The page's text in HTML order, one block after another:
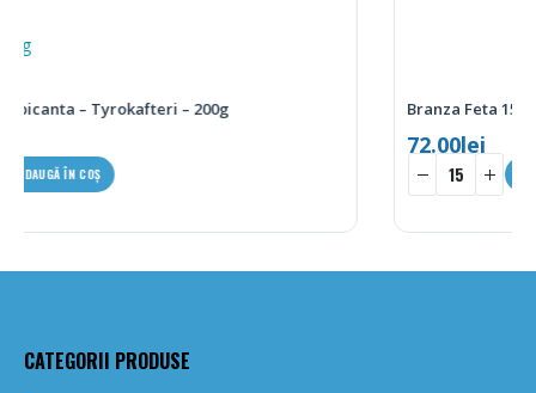
Branza Feta 15kg
+
CATEGORII PRODUSE